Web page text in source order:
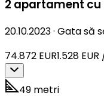
2 apartament
20.10.2023· Gata să
74.872 EUR1.528 EUR
49 metri